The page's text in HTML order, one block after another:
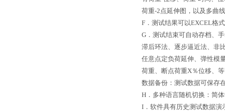
荷重-2点延伸图，以及多曲
F．测试结果可以EXCEL格
G．测试结束可自动存档、
滞后环法、逐步逼近法、非
任意点定负荷延伸、弹性模
荷重、断点荷重X％位移、
数据备份：测试数据可保存
H．多种语言随机切换：简
I．软件具有历史测试数据演